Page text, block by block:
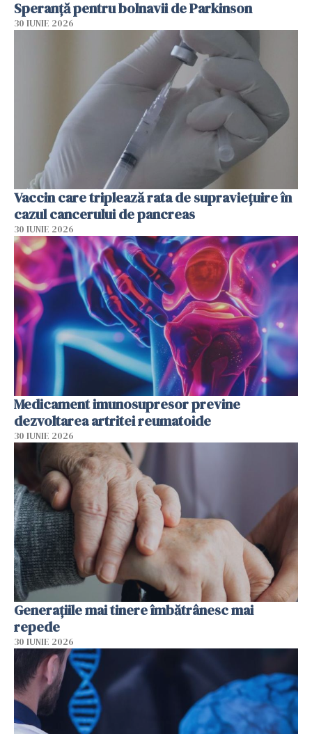
Speranță pentru bolnavii de Parkinson
30 IUNIE 2026
Vaccin care triplează rata de supraviețuire în
cazul cancerului de pancreas
30 IUNIE 2026
Medicament imunosupresor previne
dezvoltarea artritei reumatoide
30 IUNIE 2026
Generațiile mai tinere îmbătrânesc mai
repede
30 IUNIE 2026